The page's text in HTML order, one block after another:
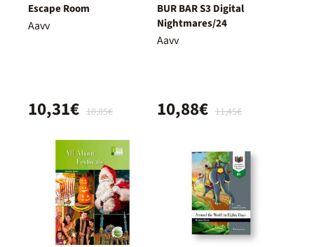
Escape Room
Aavv
10,85€
10,31€
BUR BAR S3 Digital
Nightmares/24
Aavv
11,45€
10,88€